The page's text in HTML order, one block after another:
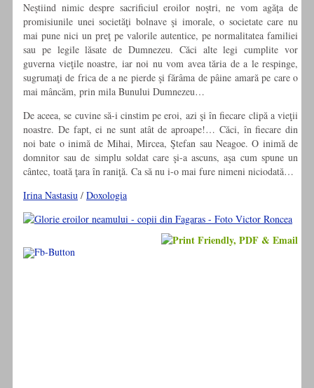
Neştiind nimic despre sacrificiul eroilor noştri, ne vom agăţa de
promisiunile unei societăţi bolnave şi imorale, o societate care nu
mai pune nici un preţ pe valorile autentice, pe normalitatea familiei
sau pe legile lăsate de Dumnezeu. Căci alte legi cumplite vor
guverna vieţile noastre, iar noi nu vom avea tăria de a le respinge,
sugrumaţi de frica de a ne pierde şi fărâma de pâine amară pe care o
mai mâncăm, prin mila Bunului Dumnezeu…
De aceea, se cuvine să-i cinstim pe eroi, azi şi în fiecare clipă a vieţii
noastre. De fapt, ei ne sunt atât de aproape!… Căci, în fiecare din
noi bate o inimă de Mihai, Mircea, Ştefan sau Neagoe. O inimă de
domnitor sau de simplu soldat care şi-a ascuns, aşa cum spune un
cântec, toată ţara în raniţă. Ca să nu i-o mai fure nimeni niciodată…
Irina Nastasiu / Doxologia